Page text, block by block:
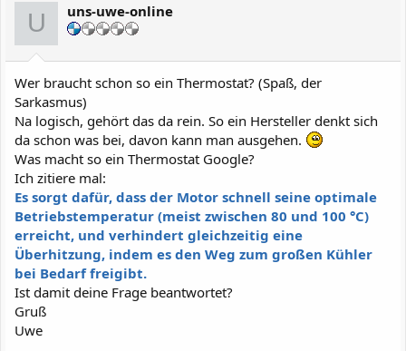
U uns-uwe-online
Wer braucht schon so ein Thermostat? (Spaß, der
Sarkasmus)
Na logisch, gehört das da rein. So ein Hersteller denkt sich
da schon was bei, davon kann man ausgehen.
Was macht so ein Thermostat Google?
Ich zitiere mal:
Es sorgt dafür, dass der Motor schnell seine optimale
Betriebstemperatur (meist zwischen 80 und 100 °C)
erreicht, und verhindert gleichzeitig eine
Überhitzung, indem es den Weg zum großen Kühler
bei Bedarf freigibt.
Ist damit deine Frage beantwortet?
Gruß
Uwe